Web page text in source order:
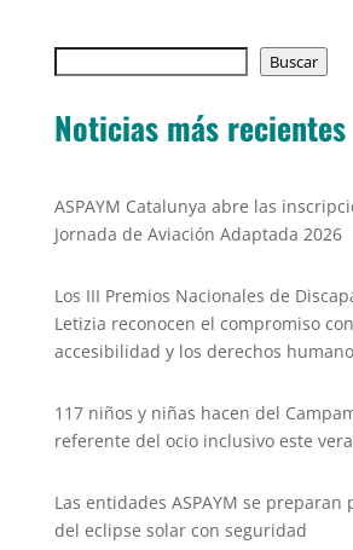
e
b
o
o
k
er l
p
p
Buscar
Noticias más recientes
ASPAYM Catalunya abre las
Jornada de Aviación Adaptada 2026
Los III Premios Nacionales de
Letizia reconocen el compromiso
accesibilidad y los derechos
117 niños y niñas hacen del
referente del ocio inclusivo este
Las entidades ASPAYM se
del eclipse solar con seguridad